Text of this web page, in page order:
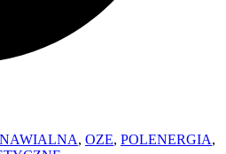
, OZE, POLENERGIA,